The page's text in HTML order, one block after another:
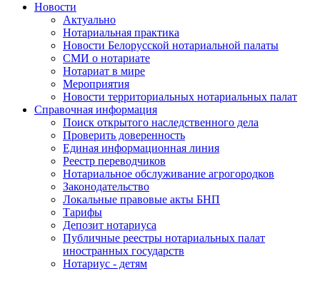
Новости
Актуально
Нотариальная практика
Новости Белорусской нотариальной палаты
СМИ о нотариате
Нотариат в мире
Мероприятия
Новости территориальных нотариальных палат
Справочная информация
Поиск открытого наследственного дела
Проверить доверенность
Единая информационная линия
Реестр переводчиков
Нотариальное обслуживание агрогородков
Законодательство
Локальные правовые акты БНП
Тарифы
Депозит нотариуса
Публичные реестры нотариальных палат
иностранных государств
Нотариус - детям